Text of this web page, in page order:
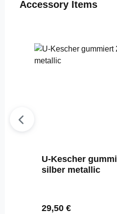
Produktgalerie überspringen
Accessory Items
U-Kescher
silber metallic
Regulärer Preis:
29,50 €